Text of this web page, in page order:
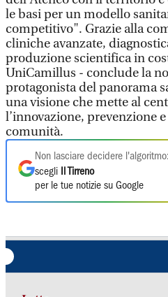
le basi per un modello
competitivo". Grazie alla
cliniche avanzate,
produzione scientifica in
UniCamillus - conclude la
protagonista del panorama
una visione che mette al
l’innovazione, prevenzione
comunità.
Non lasciare decidere l'algoritmo:
scegli
Il Tirreno
per le tue notizie su Google